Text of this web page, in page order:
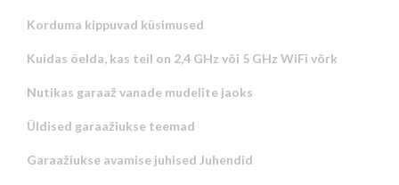
Korduma kippuvad küsimused
Kuidas öelda, kas teil on 2,4 GHz või 5 GHz WiFi võrk
Nutikas garaaž vanade mudelite jaoks
Üldised garaažiukse teemad
Garaažiukse avamise juhised Juhendid